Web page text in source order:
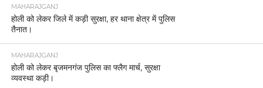
महराजगंज व्यापार मंडल की महत्वपूर्ण बैठक अपर पुलिस
अधीक्षक महराजगंज द्वारा आयोजित।
थाना चौक पुलिस द्वारा अवैध शराब के विरुद्ध सघन अभियान
जंगल क्षेत्र स्थित बलुआहिया नर्सरी में छापेमारी कर लगभग
04 कुंतल लहन नष्ट, 10 लीटर कच्ची शराब बरामद।